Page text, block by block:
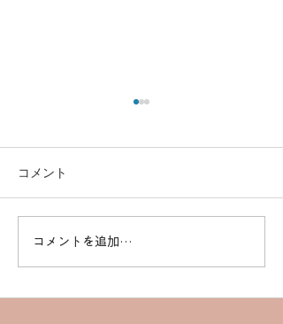
2023年2月20日（月）
19:00よりエントリー開始
コメント
コメントを追加…